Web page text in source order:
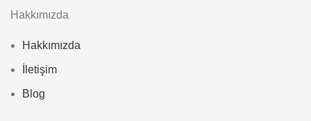
Hakkımızda
Hakkımızda
İletişim
Blog